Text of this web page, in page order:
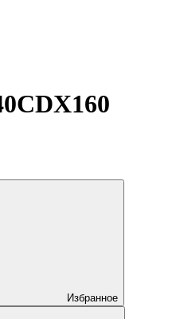
Избранное